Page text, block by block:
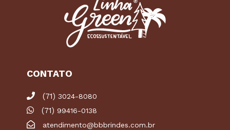
CONTATO
(71) 3024-8080
(71) 99416-0138
atendimento@bbbrindes.com.br